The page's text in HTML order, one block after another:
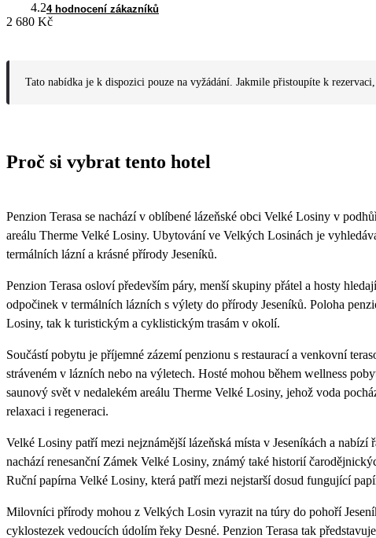
4.24 hodnocení zákazníků
2 680 Kč
Tato nabídka je k dispozici pouze na vyžádání. Jakmile přistoupíte k
Proč si vybrat tento hotel
Penzion Terasa se nachází v oblíbené lázeňské obci Velké Losiny v
areálu Therme Velké Losiny. Ubytování ve Velkých Losinách je
termálních lázní a krásné přírody Jeseníků.
Penzion Terasa osloví především páry, menší skupiny přátel a hosty
odpočinek v termálních lázních s výlety do přírody Jeseníků. Poloha
Losiny, tak k turistickým a cyklistickým trasám v okolí.
Součástí pobytu je příjemné zázemí penzionu s restaurací a venkovní
stráveném v lázních nebo na výletech. Hosté mohou během wellness
saunový svět v nedalekém areálu Therme Velké Losiny, jehož voda
relaxaci i regeneraci.
Velké Losiny patří mezi nejznámější lázeňská místa v Jeseníkách a
nachází renesanční Zámek Velké Losiny, známý také historií
Ruční papírna Velké Losiny, která patří mezi nejstarší dosud fungující
Milovníci přírody mohou z Velkých Losin vyrazit na túry do pohoří
cyklostezek vedoucích údolím řeky Desné. Penzion Terasa tak